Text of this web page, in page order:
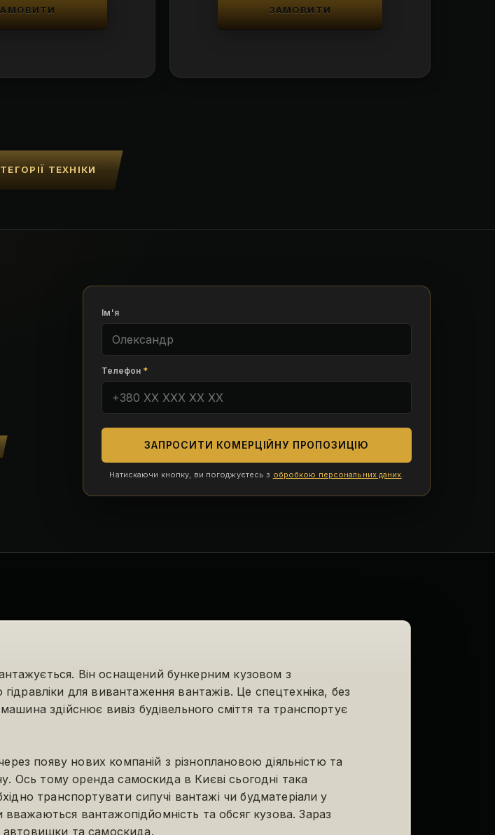
ЗАМОВИТИ
ТЕХНІКИ
Ім'я
Телефон *
ЗАПРОСИТИ КОМЕРЦІЙНУ ПРОПОЗИЦІЮ
Натискаючи кнопку, ви погоджуєтесь з обробкою персональних даних
Він оснащений бункерним кузовом з
для вивантаження вантажів. Це спецтехніка, без
здійснює вивіз будівельного сміття та транспортує
появу нових компаній з різноплановою діяльністю та
Ось тому оренда самоскида в Києві сьогодні така
транспортувати сипучі вантажі чи будматеріали у
вантажопідйомність та обсяг кузова. Зараз
автовишки та самоскида.